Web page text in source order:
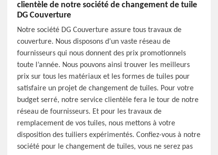
clientèle de notre société de changement de tuile
DG Couverture
Notre société DG Couverture assure tous travaux de
couverture. Nous disposons d’un vaste réseau de
fournisseurs qui nous donnent des prix promotionnels
toute l’année. Nous pouvons ainsi trouver les meilleurs
prix sur tous les matériaux et les formes de tuiles pour
satisfaire un projet de changement de tuiles. Pour votre
budget serré, notre service clientèle fera le tour de notre
réseau de fournisseurs. Et pour les travaux de
remplacement de vos tuiles, nous mettons à votre
disposition des tuiliers expérimentés. Confiez-vous à notre
société pour le changement de tuiles, vous ne serez pas